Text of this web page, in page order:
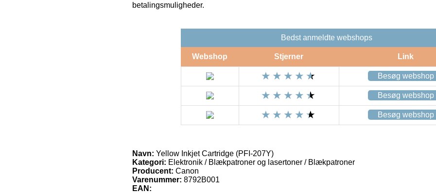
betalingsmuligheder.
Bedst anmeldte webshops
Webshop Stjerner Link
Besøg webshop
Besøg webshop
Besøg webshop
Navn: Yellow Inkjet Cartridge (PFI-207Y)
Kategori: Elektronik / Blækpatroner og lasertoner / Blækpatroner
Producent: Canon
Varenummer: 8792B001
EAN: